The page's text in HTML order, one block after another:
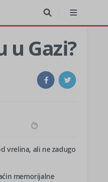
Gazi?
vrelina, ali ne zadugo
memorijalne